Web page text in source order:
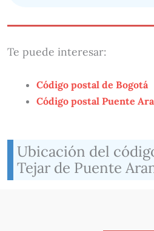
Te puede interesar:
Código postal de Bogotá
Código postal Puente
Ubicación del
Tejar de Puente